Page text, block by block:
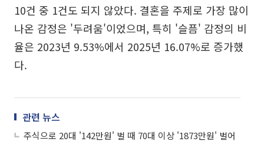
10건 중 1건도 되지 않았다. 결혼을 주제로 가장 많이
나온 감정은 '두려움'이었으며, 특히 '슬픔' 감정의 비
율은 2023년 9.53%에서 2025년 16.07%로 증가했
다.
관련 뉴스
주식으로 20대 '142만원' 벌 때 70대 이상 '1873만원' 벌어